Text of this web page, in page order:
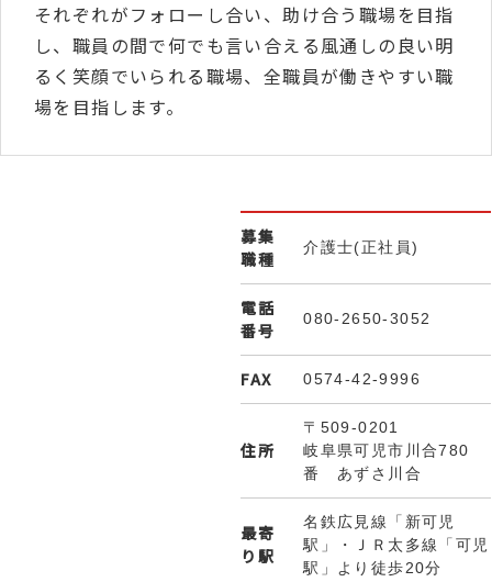
それぞれがフォローし合い、助け合う職場を目指
し、職員の間で何でも言い合える風通しの良い明
るく笑顔でいられる職場、全職員が働きやすい職
場を目指します。
募集
職種
介護士(正社員)
電話
番号
080-2650-3052
FAX 0574-42-9996
住所
〒509-0201
岐阜県可児市川合780
番 あずさ川合
最寄
り駅
名鉄広見線「新可児
駅」・ＪＲ太多線「可児
駅」より徒歩20分